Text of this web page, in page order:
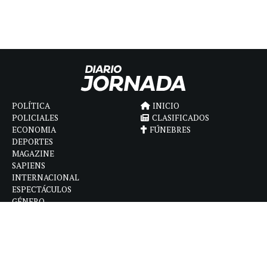
POLÍTICA
POLICIALES
ECONOMIA
DEPORTES
MAGAZINE
SAPIENS
INTERNACIONAL
ESPECTÁCULOS
GÉNERO
INICIO
CLASIFICADOS
FÚNEBRES